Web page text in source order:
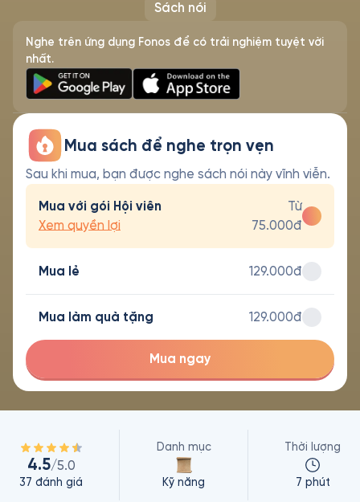
Sách nói
Nghe trên ứng dụng Fonos để có trải nghiệm tuyệt vời
nhất.
Mua sách để nghe trọn vẹn
Sau khi mua, bạn được nghe sách nói này vĩnh viễn.
Mua với gói Hội viên
Xem quyền lợi
Từ
75.000đ
Mua lẻ 129.000đ
Mua làm quà tặng 129.000đ
Mua ngay
4.5/5.0
37 đánh giá
Danh mục
Kỹ năng
Thời lượng
7 phút